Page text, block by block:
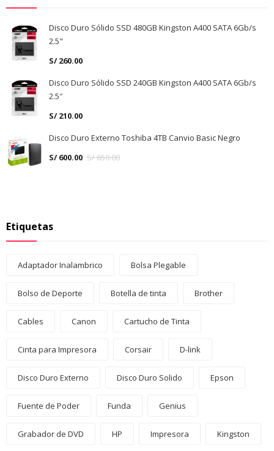
Disco Duro Sólido SSD 480GB Kingston A400 SATA 6Gb/s
2.5"
S/260.00
Disco Duro Sólido SSD 240GB Kingston A400 SATA 6Gb/s
2.5″
S/210.00
Disco Duro Externo Toshiba 4TB Canvio Basic Negro
S/600.00 S/650.00
Etiquetas
Adaptador Inalambrico Bolsa Plegable
Bolso de Deporte Botella de tinta Brother
Cables Canon Cartucho de Tinta
Cinta para Impresora Corsair D-link
Disco Duro Externo Disco Duro Solido Epson
Fuente de Poder Funda Genius
Grabador de DVD HP Impresora Kingston